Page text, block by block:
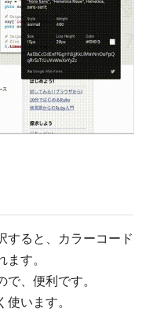
すると、カラーコード
す。
、便利です。
います。